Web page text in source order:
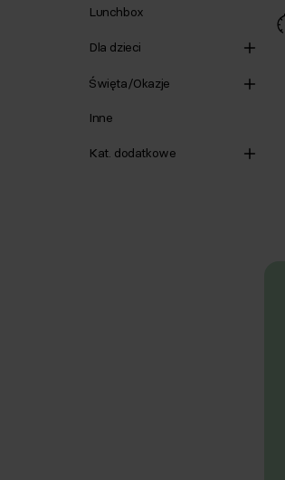
Lunchbox
Dla dzieci
Święta/Okazje
Inne
Kat. dodatkowe